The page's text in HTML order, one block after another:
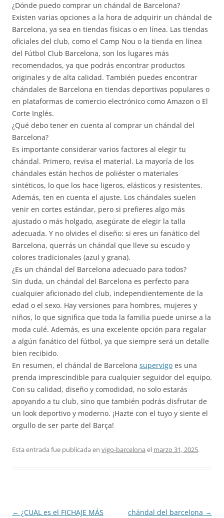
¿Dónde puedo comprar un chándal de Barcelona?
Existen varias opciones a la hora de adquirir un chándal de
Barcelona, ya sea en tiendas físicas o en línea. Las tiendas
oficiales del club, como el Camp Nou o la tienda en línea
del Fútbol Club Barcelona, son los lugares más
recomendados, ya que podrás encontrar productos
originales y de alta calidad. También puedes encontrar
chándales de Barcelona en tiendas deportivas populares o
en plataformas de comercio electrónico como Amazon o El
Corte Inglés.
¿Qué debo tener en cuenta al comprar un chándal del
Barcelona?
Es importante considerar varios factores al elegir tu
chándal. Primero, revisa el material. La mayoría de los
chándales están hechos de poliéster o materiales
sintéticos, lo que los hace ligeros, elásticos y resistentes.
Además, ten en cuenta el ajuste. Los chándales suelen
venir en cortes estándar, pero si prefieres algo más
ajustado o más holgado, asegúrate de elegir la talla
adecuada. Y no olvides el diseño: si eres un fanático del
Barcelona, querrás un chándal que lleve su escudo y
colores tradicionales (azul y grana).
¿Es un chándal del Barcelona adecuado para todos?
Sin duda, un chándal del Barcelona es perfecto para
cualquier aficionado del club, independientemente de la
edad o el sexo. Hay versiones para hombres, mujeres y
niños, lo que significa que toda la familia puede unirse a la
moda culé. Además, es una excelente opción para regalar
a algún fanático del fútbol, ya que siempre será un detalle
bien recibido.
En resumen, el chándal de Barcelona supervigo es una
prenda imprescindible para cualquier seguidor del equipo.
Con su calidad, diseño y comodidad, no solo estarás
apoyando a tu club, sino que también podrás disfrutar de
un look deportivo y moderno. ¡Hazte con el tuyo y siente el
orgullo de ser parte del Barça!
Esta entrada fue publicada en vigo-barcelona el marzo 31, 2025.
Navegación
← ¿CUAL es el FICHAJE MÁS chándal del barcelona →